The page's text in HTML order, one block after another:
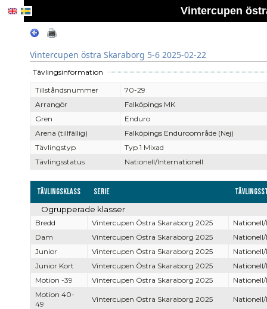
Vintercupen
Vintercupen östra Skaraborg 5-6 2025-02-22
Tävlingsinformation
Tillståndsnummer
70-29
Arrangör
Falköpings MK
Gren
Enduro
Arena (tillfällig)
Falköpings Enduroområde (Nej)
Tävlingstyp
Typ 1 Mixad
Tävlingsstatus
Nationell/Internationell
Tävlingsklass Serie
Ogrupperade klasser
Bredd Vintercupen Östra Skaraborg 2025
Dam
Vintercupen Östra Skaraborg 2025
Junior
Vintercupen Östra Skaraborg 2025
Junior Kort
Vintercupen Östra Skaraborg 2025
Motion -39
Vintercupen Östra Skaraborg 2025
Motion 40-
49
Vintercupen Östra Skaraborg 2025